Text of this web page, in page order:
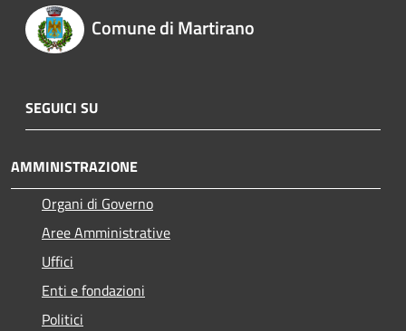
Comune di Martirano
SEGUICI SU
AMMINISTRAZIONE
Organi di Governo
Aree Amministrative
Uffici
Enti e fondazioni
Politici